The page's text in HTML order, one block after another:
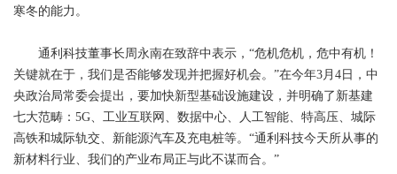
寒冬的能力。
通利科技董事长周永南在致辞中表示，“危机危机，危中有机！
关键就在于，我们是否能够发现并把握好机会。”在今年3月4日，中
央政治局常委会提出，要加快新型基础设施建设，并明确了新基建
七大范畴：5G、工业互联网、数据中心、人工智能、特高压、城际
高铁和城际轨交、新能源汽车及充电桩等。“通利科技今天所从事的
新材料行业、我们的产业布局正与此不谋而合。”